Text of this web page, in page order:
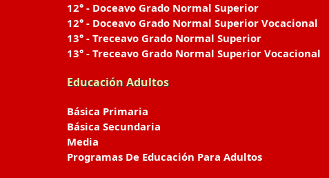
12° - Doceavo Grado Normal Superior
12° - Doceavo Grado Normal Superior Vocacional
13° - Treceavo Grado Normal Superior
13° - Treceavo Grado Normal Superior Vocacional
Educación Adultos
Básica Primaria
Básica Secundaria
Media
Programas De Educación Para Adultos